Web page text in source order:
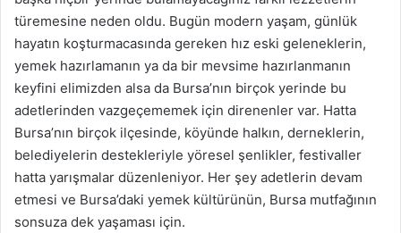
türemesine neden oldu. Bugün modern yaşam, günlük
hayatın koşturmacasında gereken hız eski geleneklerin,
yemek hazırlamanın ya da bir mevsime hazırlanmanın
keyfini elimizden alsa da Bursa’nın birçok yerinde bu
adetlerinden vazgeçememek için direnenler var. Hatta
Bursa’nın birçok ilçesinde, köyünde halkın, derneklerin,
belediyelerin destekleriyle yöresel şenlikler, festivaller
hatta yarışmalar düzenleniyor. Her şey adetlerin devam
etmesi ve Bursa’daki yemek kültürünün, Bursa mutfağının
sonsuza dek yaşaması için.